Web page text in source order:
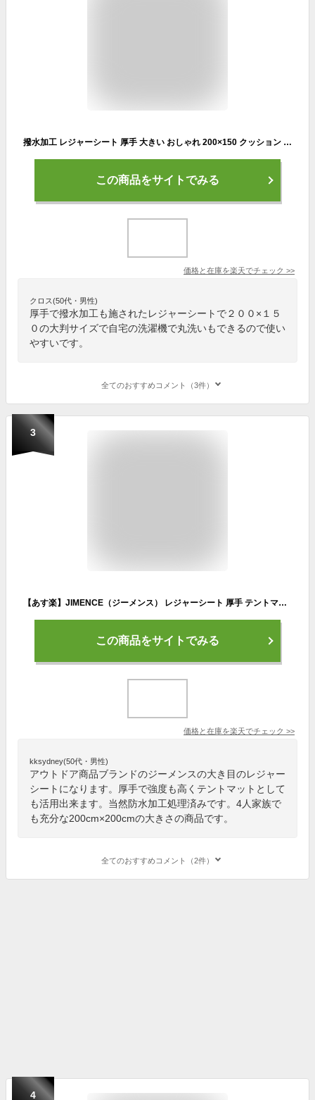
撥水加工 レジャーシート 厚手 大きい おしゃれ 200×150 クッション 子供 遠足 お家ピクニック お家時間 運動会 ピクニック 大判 肩ひも付き 肩紐 保温 防水 洗える 軽い ピクニックシート キャンプマット アウトドア ギア 用品 グッズ アイテム キャンプシート NGOS-310
この商品をサイトでみる
価格と在庫を楽天でチェック >>
クロス(50代・男性)
厚手で撥水加工も施されたレジャーシートで２００×１５
０の大判サイズで自宅の洗濯機で丸洗いもできるので使い
やすいです。
全てのおすすめコメント（3件）
3
【あす楽】JIMENCE（ジーメンス） レジャーシート 厚手 テントマット 防水 インナーシート アルミ蒸着 収納袋付き 200×200cm (ブラウン／サンドベージュ)
この商品をサイトでみる
価格と在庫を楽天でチェック >>
kksydney(50代・男性)
アウトドア商品ブランドのジーメンスの大き目のレジャー
シートになります。厚手で強度も高くテントマットとして
も活用出来ます。当然防水加工処理済みです。4人家族で
も充分な200cm×200cmの大きさの商品です。
全てのおすすめコメント（2件）
4